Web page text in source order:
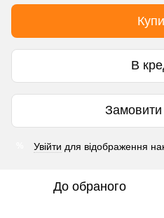
В
Увійти для відображення
До обраного